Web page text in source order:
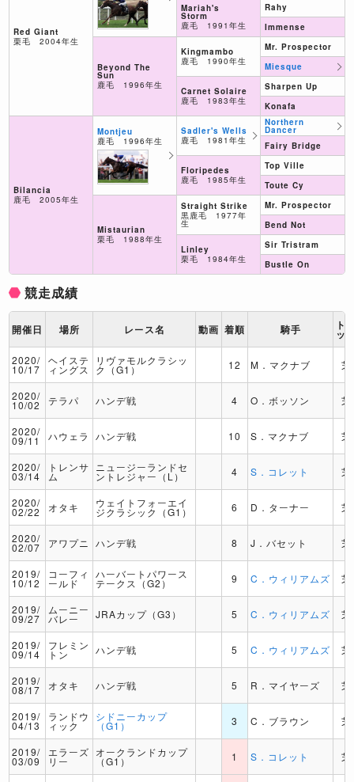
Red Giant
栗毛 2004年生
Bilancia
鹿毛 2005年生
Beyond The
Sun
鹿毛 1996年生
Montjeu
鹿毛 1996年生
Mistaurian
栗毛 1988年生
Mariah's
Storm
鹿毛 1991年生
Kingmambo
鹿毛 1990年生
Carnet Solaire
鹿毛 1983年生
Sadler's Wells
鹿毛 1981年生
Floripedes
鹿毛 1985年生
Straight Strike
黒鹿毛 1977年
生
Linley
栗毛 1984年生
Rahy
Immense
Mr. Prospector
Miesque
Sharpen Up
Konafa
Northern
Dancer
Fairy Bridge
Top Ville
Toute Cy
Mr. Prospector
Bend Not
Sir Tristram
Bustle On
競走成績
開催日 場所 レース名 動画 着順 騎手 ト
ッ
2020/
10/17
ヘイステ
ィングス
リヴァモルクラシッ
ク（G1） 12 M．マクナブ 芝
2020/
10/02 テラパ ハンデ戦 4 O．ボッソン 芝
2020/
09/11 ハウェラ ハンデ戦 10 S．マクナブ 芝
2020/
03/14
トレンサ
ム
ニュージーランドセ
ントレジャー（L） 4 S．コレット 芝
2020/
02/22 オタキ ウェイトフォーエイ
ジクラシック（G1） 6 D．ターナー 芝
2020/
02/07 アワプニ ハンデ戦 8 J．バセット 芝
2019/
10/12
コーフィ
ールド
ハーバートパワース
テークス（G2） 9 C．ウィリアムズ 芝
2019/
09/27
ムーニー
バレー JRAカップ（G3） 5 C．ウィリアムズ 芝
2019/
09/14
フレミン
トン ハンデ戦 5 C．ウィリアムズ 芝
2019/
08/17 オタキ ハンデ戦 5 R．マイヤーズ 芝
2019/
04/13
ランドウ
ィック
シドニーカップ
（G1） 3 C．ブラウン 芝
2019/
03/09
エラーズ
リー
オークランドカップ
（G1） 1 S．コレット 芝